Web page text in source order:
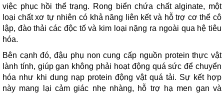
việc phục hồi thể trạng. Rong biển chứa chất alginate, một
loại chất xơ tự nhiên có khả năng liên kết và hỗ trợ cơ thể cô
lập, đào thải các độc tố và kim loại nặng ra ngoài qua hệ tiêu
hóa.
Bên cạnh đó, đậu phụ non cung cấp nguồn protein thực vật
lành tính, giúp gan không phải hoạt động quá sức để chuyển
hóa như khi dung nạp protein động vật quá tải. Sự kết hợp
này mang lại cảm giác nhẹ nhàng, hỗ trợ hạ men gan và